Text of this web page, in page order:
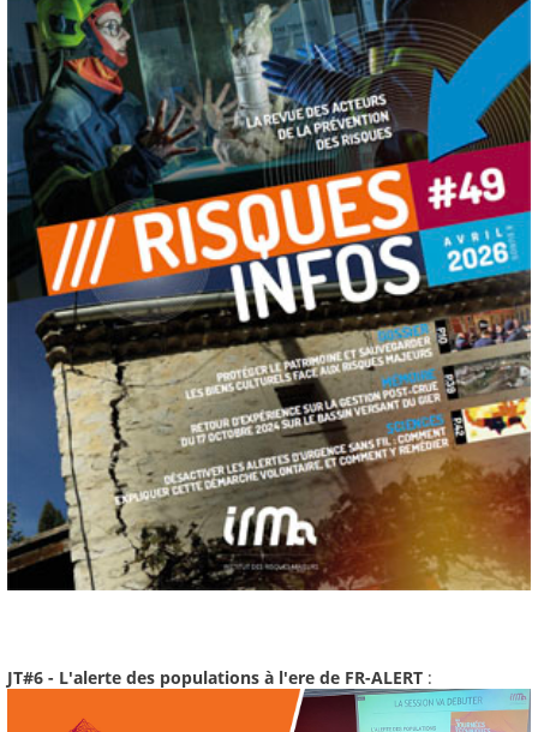
JT#6 - L'alerte des populations à l'ere de FR-ALERT :